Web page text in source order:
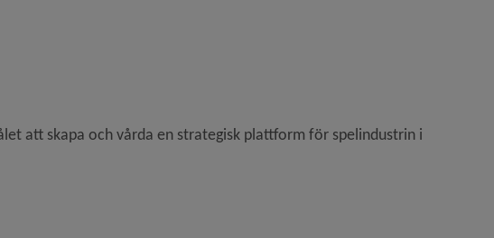
att skapa och vårda en strategisk plattform för spelindustrin i